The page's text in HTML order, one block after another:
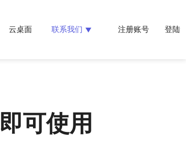
云桌面 联系我们 注册账号 登陆
可使用